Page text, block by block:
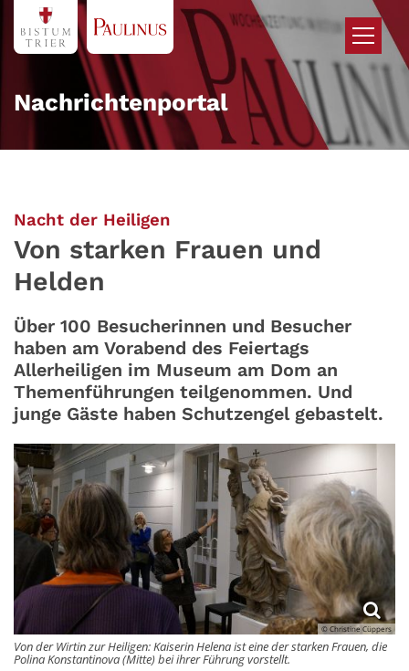
Zum Inhalt springen
Nachrichtenportal
Nacht der Heiligen
Von starken Frauen und
Helden
Über 100 Besucherinnen und Besucher
haben am Vorabend des Feiertags
Allerheiligen im Museum am Dom an
Themenführungen teilgenommen. Und
junge Gäste haben Schutzengel gebastelt.
© Christine Cüppers
Von der Wirtin zur Heiligen: Kaiserin Helena ist eine der starken Frauen, die
Polina Konstantinova (Mitte) bei ihrer Führung vorstellt.